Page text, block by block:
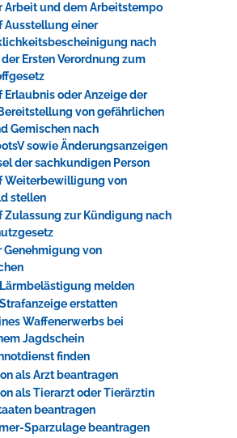
Arbeit und dem Arbeitstempo
Ausstellung einer
nach
der Ersten Verordnung zum
Erlaubnis oder Anzeige der
von gefährlichen
Gemischen nach
sowie Änderungsanzeigen
der sachkundigen Person
Weiterbewilligung von
stellen
Zulassung zur Kündigung nach
Genehmigung von
melden
erstatten
Waffenerwerbs bei
Jagdschein
finden
als Arzt beantragen
als Tierarzt oder Tierärztin
beantragen
Sparzulage beantragen